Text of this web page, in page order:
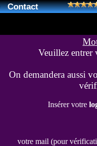
Contact
Veuillez entrer
On demandera aussi
Insérer votre
votre mail (pour